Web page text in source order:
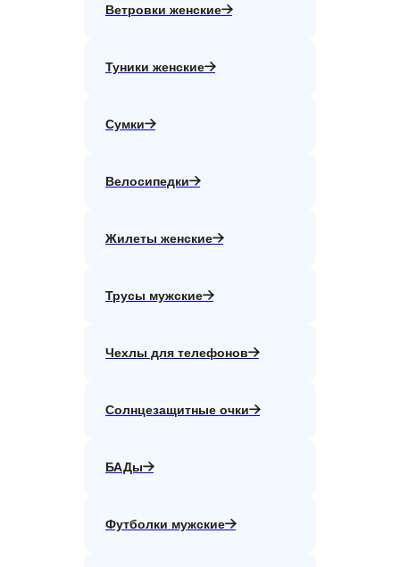
Ветровки женские
Туники женские
Сумки
Велосипедки
Жилеты женские
Трусы мужские
Чехлы для телефонов
Солнцезащитные очки
БАДы
Футболки мужские